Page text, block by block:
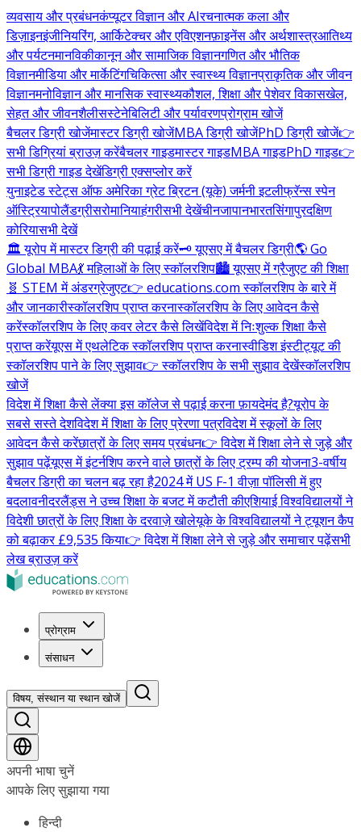
व्यवसाय और प्रबंधनकंप्यूटर विज्ञान और AIरचनात्मक कला और
डिज़ाइनइंजीनियरिंग, आर्किटेक्चर और एविएशनफ़ाइनेंस और अर्थशास्त्रआतिथ्य
और पर्यटनमानविकीकानून और सामाजिक विज्ञानगणित और भौतिक
विज्ञानमीडिया और मार्केटिंगचिकित्सा और स्वास्थ्य विज्ञानप्राकृतिक और जीवन
विज्ञानमनोविज्ञान और मानसिक स्वास्थ्यकौशल, शिक्षा और पेशेवर विकासखेल,
सेहत और जीवनशैलीसस्टेनेबिलिटी और पर्यावरणप्रोग्राम खोजें
बैचलर डिग्री खोजेंमास्टर डिग्री खोजेंMBA डिग्री खोजेंPhD डिग्री खोजें👉
सभी डिग्रियां ब्राउज़ करेंबैचलर गाइडमास्टर गाइडMBA गाइडPhD गाइड👉
सभी डिग्री गाइड देखेंडिग्री एक्सप्लोर करें
युनाइटेड स्टेट्स ऑफ अमेरिकाग्रेट ब्रिटन (यूके)जर्मनीइटलीफ्रॅन्सस्पेन
ऑस्ट्रियापोलैंडग्रीसरोमानियाहंगरीसभी देखेंचीनजापानभारतसिंगापुरदक्षिण
कोरियासभी देखें
🏛️ यूरोप में मास्टर डिग्री की पढ़ाई करें🗝️ यूएसए में बैचलर डिग्री🌎 Go
Global MBA💃 महिलाओं के लिए स्कॉलरशिप🏙️ यूएसए में ग्रैजुएट की शिक्षा
🧬 STEM में अंडरग्रेजुएट👉 educations.com स्कॉलरशिप के बारे में
और जानकारीस्कॉलरशिप प्राप्त करनास्कॉलरशिप के लिए आवेदन कैसे
करेंस्कॉलरशिप के लिए कवर लेटर कैसे लिखेंविदेश में निःशुल्क शिक्षा कैसे
प्राप्त करेंयूएस में एथलेटिक स्कॉलरशिप प्राप्त करनास्वीडिश इंस्टीट्यूट की
स्कॉलरशिप पाने के लिए सुझाव👉 स्कॉलरशिप के सभी सुझाव देखेंस्कॉलरशिप
खोजें
विदेश में शिक्षा कैसे लेंक्या इस कॉलेज से पढ़ाई करना फ़ायदेमंद है?यूरोप के
सबसे सस्ते देशविदेश में शिक्षा के लिए प्रेरणा पत्रविदेश में स्कूलों के लिए
आवेदन कैसे करेंछात्रों के लिए समय प्रबंधन👉 विदेश में शिक्षा लेने से जुड़े और
सुझाव पढ़ेंयूएस में इंटर्नशिप करने वाले छात्रों के लिए ट्रम्प की योजना3-वर्षीय
बैचलर डिग्री का चलन बढ़ रहा है2024 में US F-1 वीज़ा पॉलिसी में हुए
बदलावनीदरलैंड्स ने उच्च शिक्षा के बजट में कटौती कीएशियाई विश्वविद्यालयों ने
विदेशी छात्रों के लिए शिक्षा के दरवाज़े खोलेयूके के विश्वविद्यालयों ने ट्यूशन कैप
को बढ़ाकर £9,535 किया👉 विदेश में शिक्षा लेने से जुड़े और समाचार पढ़ेंसभी
लेख ब्राउज़ करें
प्रोग्राम
संसाधन
विषय, संस्थान या स्थान खोजें
अपनी भाषा चुनें
आपके लिए सुझाया गया
हिन्दी